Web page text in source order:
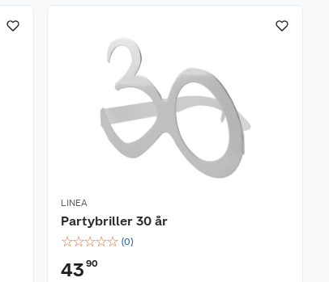
LINEA
Partybriller 30 år
☆☆☆☆☆ (0)
43 90